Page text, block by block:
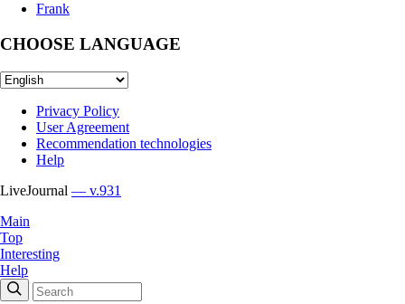
Frank
CHOOSE LANGUAGE
Privacy Policy
User Agreement
Recommendation technologies
Help
LiveJournal — v.931
Main
Top
Interesting
Help